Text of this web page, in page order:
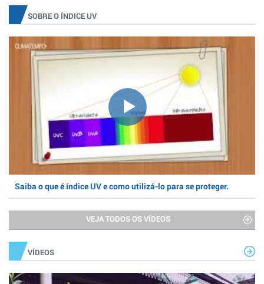
SOBRE O ÍNDICE UV
Saiba o que é índice UV e como utilizá-lo para se proteger.
VEJA TODOS OS VÍDEOS
VÍDEOS